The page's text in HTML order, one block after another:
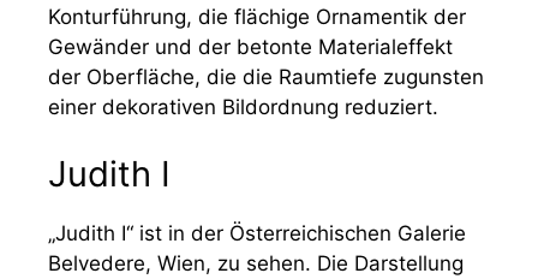
Konturführung, die flächige Ornamentik der
Gewänder und der betonte Materialeffekt
der Oberfläche, die die Raumtiefe zugunsten
einer dekorativen Bildordnung reduziert.
Judith I
„Judith I“ ist in der Österreichischen Galerie
Belvedere, Wien, zu sehen. Die Darstellung